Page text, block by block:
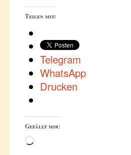
Teilen mit:
Telegram
WhatsApp
Drucken
Gefällt mir:
Wird